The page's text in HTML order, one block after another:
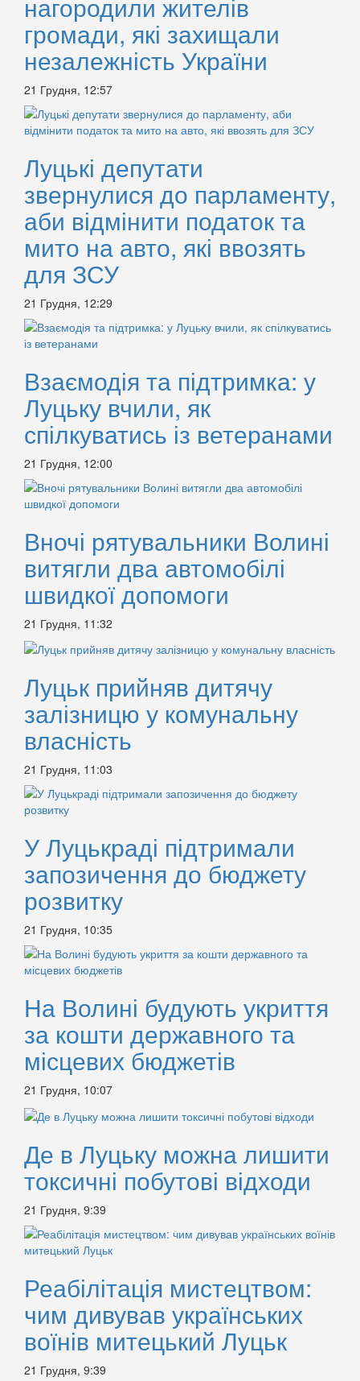
громади, які захищали
незалежність України
21 Грудня, 12:57
Луцькі депутати
звернулися до парламенту,
аби відмінити податок та
мито на авто, які ввозять
для ЗСУ
21 Грудня, 12:29
Взаємодія та підтримка: у
Луцьку вчили, як
спілкуватись із ветеранами
21 Грудня, 12:00
Вночі рятувальники Волині
витягли два автомобілі
швидкої допомоги
21 Грудня, 11:32
Луцьк прийняв дитячу
залізницю у комунальну
власність
21 Грудня, 11:03
У Луцькраді підтримали
запозичення до бюджету
розвитку
21 Грудня, 10:35
На Волині будують укриття
за кошти державного та
місцевих бюджетів
21 Грудня, 10:07
Де в Луцьку можна лишити
токсичні побутові відходи
21 Грудня, 9:39
Реабілітація мистецтвом:
чим дивував українських
воїнів митецький Луцьк
21 Грудня, 9:39